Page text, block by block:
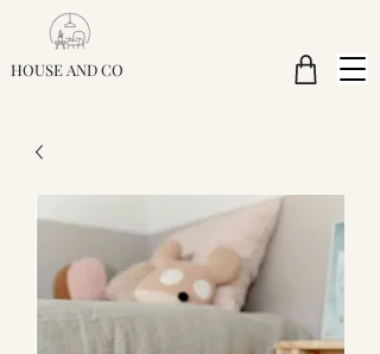
HOUSE AND CO